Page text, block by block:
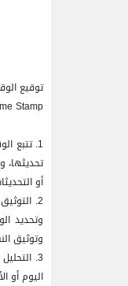
توقيع
Stamp
1. تتبع الوقت والتاريخ: يسمح لك
تحديثها،
أو
2. التوثيق وحماية البيانات: يمكن استخدام
وتحديد
وتوثيق
3. التحليل والتقارير: باستخدام
اليوم أو